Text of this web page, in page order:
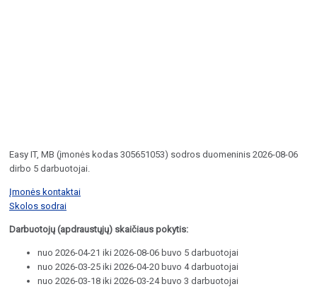
Easy IT, MB (įmonės kodas 305651053) sodros duomeninis 2026-08-06
dirbo 5 darbuotojai.
Įmonės kontaktai
Skolos sodrai
Darbuotojų (apdraustųjų) skaičiaus pokytis:
nuo 2026-04-21 iki 2026-08-06 buvo 5 darbuotojai
nuo 2026-03-25 iki 2026-04-20 buvo 4 darbuotojai
nuo 2026-03-18 iki 2026-03-24 buvo 3 darbuotojai